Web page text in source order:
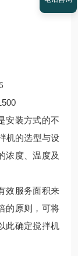
安装方式的不
机的选型与设
浓度、温度及
效服务面积来
的原则，可将
此确定搅拌机